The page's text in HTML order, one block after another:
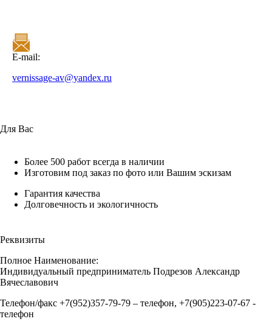
E-mail:
vernissage-av@yandex.ru
Для Вас
Более 500 работ всегда в наличии
Изготовим под заказ по фото или Вашим эскизам
Гарантия качества
Долговечность и экологичность
Реквизиты
Полное Наименование:
Индивидуальный предприниматель Подрезов Александр
Вячеславович
Телефон/факс +7(952)357-79-79 – телефон, +7(905)223-07-67 -
телефон